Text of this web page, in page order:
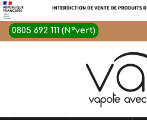
0805 692 111 (N°vert)